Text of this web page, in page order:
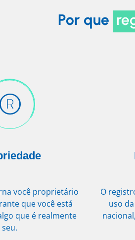
Por que
você proprietário
que você está
que é realmente
seu.
O
uso